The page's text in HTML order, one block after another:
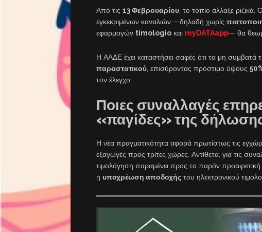
Από τις 13 Φεβρουαρίου, το τοπίο άλλαξε
εγκεκριμένων καναλιών —δηλαδή χωρίς
εφαρμογών timologio και myDATAapp— θα
Η ΑΑΔΕ έχει καταστήσει σαφές ότι τα μη συμβατά
παραστατικού, επισύροντας πρόστιμο ύψους
τον έλεγχο.
Ποιες συναλλαγές
«παγίδες» της
Η νέα πραγματικότητα αφορά πρωτίστως τις
εξαγωγές προς τρίτες χώρες. Αντίθετα, για τις
τιμολόγηση παραμένει προς το παρόν
η υποχρέωση αποδοχής του ηλεκτρονικού